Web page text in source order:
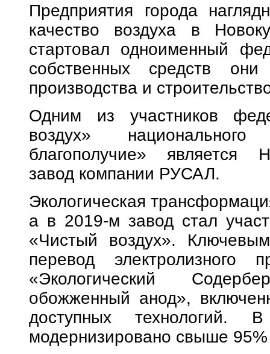
Предприятия города
качество воздуха в
стартовал одноименный
собственных средств
производства и
Одним из участников
воздух»
благополучие» является
завод компании РУСАЛ.
Экологическая
а в 2019-м завод стал
«Чистый воздух».
перевод электролизного
«Экологический
обожженный анод»,
доступных
модернизировано свыше 95%